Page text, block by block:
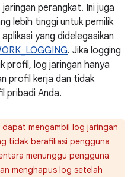
perangkat. Ini juga
lebih tinggi untuk pemilik
yang didelegasikan
. Jika logging
profil, log jaringan hanya
profil kerja dan tidak
pribadi Anda.
dapat mengambil log jaringan
tidak berafiliasi pengguna
menunggu pengguna
menghapus log setelah